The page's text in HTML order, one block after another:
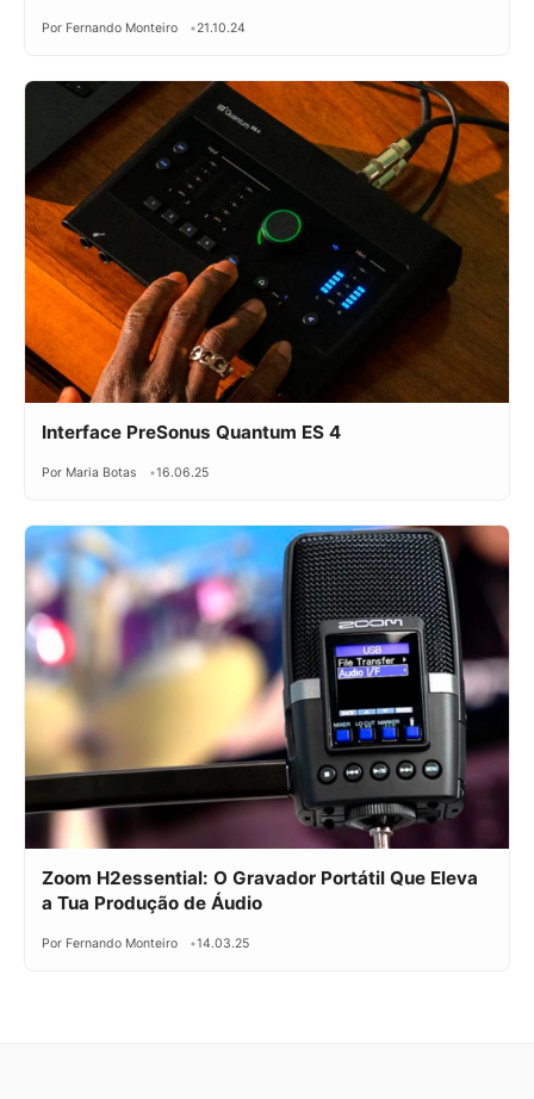
Por Fernando Monteiro 21.10.24
Interface PreSonus Quantum ES 4
Por Maria Botas 16.06.25
Zoom H2essential: O Gravador Portátil Que Eleva
a Tua Produção de Áudio
Por Fernando Monteiro 14.03.25